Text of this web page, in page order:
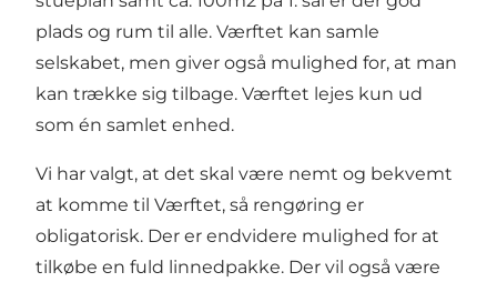
plads og rum til alle. Værftet kan samle
selskabet, men giver også mulighed for, at man
kan trække sig tilbage. Værftet lejes kun ud
som én samlet enhed.
Vi har valgt, at det skal være nemt og bekvemt
at komme til Værftet, så rengøring er
obligatorisk. Der er endvidere mulighed for at
tilkøbe en fuld linnedpakke. Der vil også være